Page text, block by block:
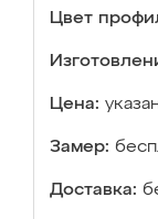
Цвет
Цена:
Замер:
Доставка: